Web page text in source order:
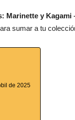
Marinette y Kagami
sumar a tu
de 2025